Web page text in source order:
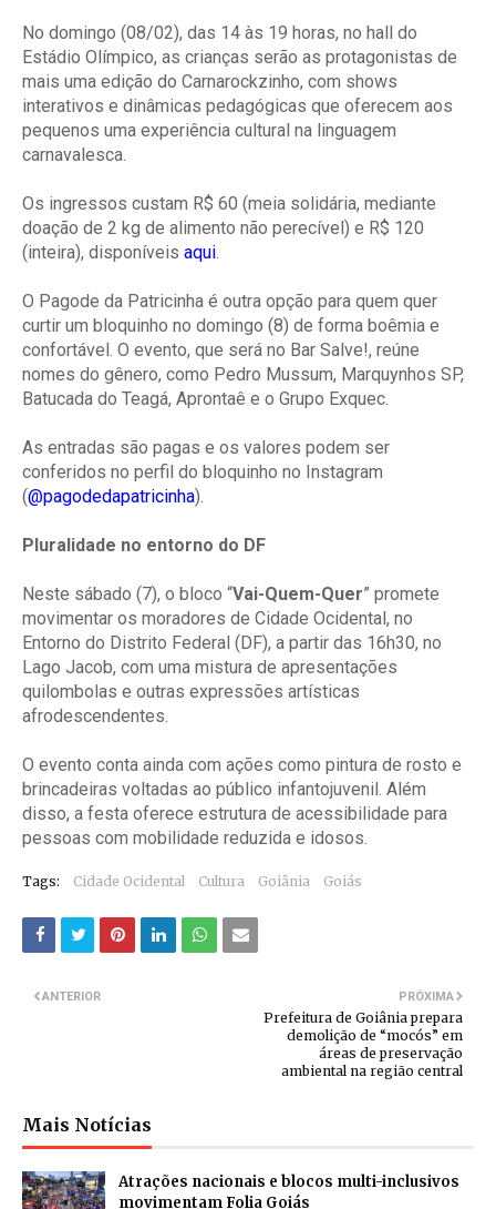
No domingo (08/02), das 14 às 19 horas, no hall do
Estádio Olímpico, as crianças serão as protagonistas de
mais uma edição do Carnarockzinho, com shows
interativos e dinâmicas pedagógicas que oferecem aos
pequenos uma experiência cultural na linguagem
carnavalesca.
Os ingressos custam R$ 60 (meia solidária, mediante
doação de 2 kg de alimento não perecível) e R$ 120
(inteira), disponíveis aqui.
O Pagode da Patricinha é outra opção para quem quer
curtir um bloquinho no domingo (8) de forma boêmia e
confortável. O evento, que será no Bar Salve!, reúne
nomes do gênero, como Pedro Mussum, Marquynhos SP,
Batucada do Teagá, Aprontaê e o Grupo Exquec.
As entradas são pagas e os valores podem ser
conferidos no perfil do bloquinho no Instagram
(@pagodedapatricinha).
Pluralidade no entorno do DF
Neste sábado (7), o bloco “Vai-Quem-Quer” promete
movimentar os moradores de Cidade Ocidental, no
Entorno do Distrito Federal (DF), a partir das 16h30, no
Lago Jacob, com uma mistura de apresentações
quilombolas e outras expressões artísticas
afrodescendentes.
O evento conta ainda com ações como pintura de rosto e
brincadeiras voltadas ao público infantojuvenil. Além
disso, a festa oferece estrutura de acessibilidade para
pessoas com mobilidade reduzida e idosos.
Tags: Cidade Ocidental Cultura Goiânia Goiás
PRÓXIMA
Prefeitura de Goiânia prepara
demolição de “mocós” em
áreas de preservação
ambiental na região central
ANTERIOR
Mais Notícias
Atrações nacionais e blocos multi-inclusivos
movimentam Folia Goiás